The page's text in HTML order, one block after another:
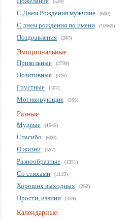
(528)
С Днем Рождения мужчине (600)
С днем рождения по имени (10565)
Поздравления (247)
Эмоциональные:
Прикольные
(2799)
Позитивные (316)
Грустные (407)
Мотивирующие (355)
Разные:
Мудрые
(1545)
Спасибо (600)
О жизни (557)
Разнообразные (1351)
Со стихами (1119)
Хороших выходных (262)
Прости, извини (334)
Календарные: